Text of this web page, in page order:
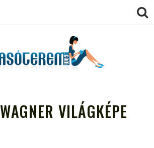
EGÉSZSÉGES OLVASÁS
TÁMOGATÓJA
WAGNER VILÁGKÉPE